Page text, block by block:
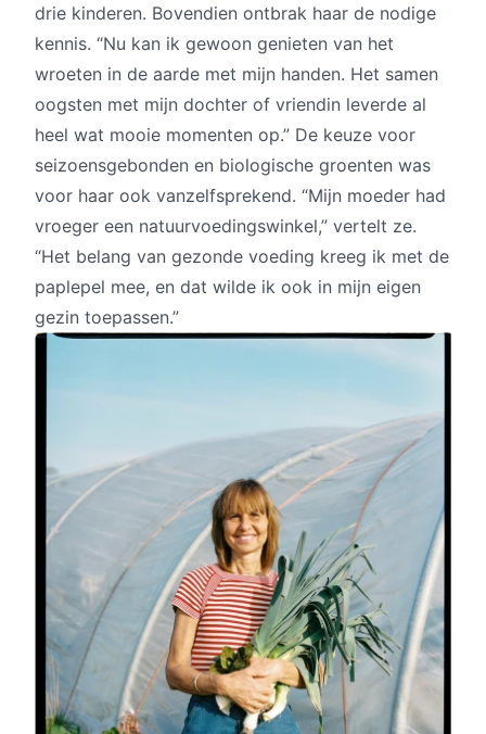
drie kinderen. Bovendien ontbrak haar de nodige
kennis. “Nu kan ik gewoon genieten van het
wroeten in de aarde met mijn handen. Het samen
oogsten met mijn dochter of vriendin leverde al
heel wat mooie momenten op.” De keuze voor
seizoensgebonden en biologische groenten was
voor haar ook vanzelfsprekend. “Mijn moeder had
vroeger een natuurvoedingswinkel,” vertelt ze.
“Het belang van gezonde voeding kreeg ik met de
paplepel mee, en dat wilde ik ook in mijn eigen
gezin toepassen.”